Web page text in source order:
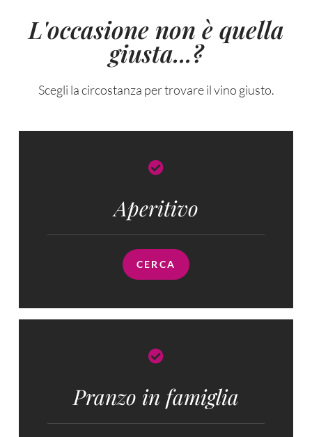
L'occasione non è quella
giusta...?
Scegli la circostanza per trovare il vino giusto.
Aperitivo
CERCA
Pranzo in famiglia